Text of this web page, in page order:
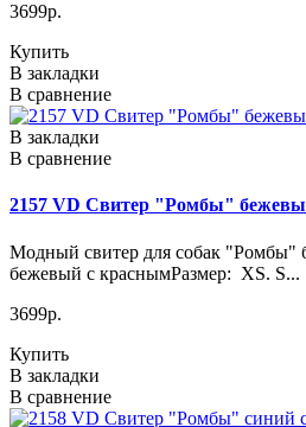
3699р.
Купить
В закладки
В сравнение
В закладки
В сравнение
2157 VD Свитер "Ромбы"
Модный свитер для собак "Ромбы"
бежевый с краснымРазмер: XS. S...
3699р.
Купить
В закладки
В сравнение